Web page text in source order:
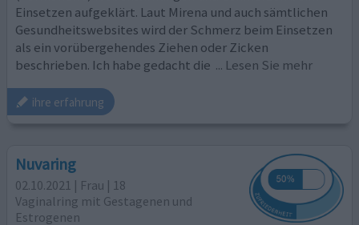
Einsetzen aufgeklärt. Laut Mirena und auch sämtlichen
Gesundheitswebsites wird der Schmerz beim Einsetzen
als ein vorübergehendes Ziehen oder Zicken
beschrieben. Ich habe gedacht die ... Lesen Sie mehr
ihre erfahrung
Nuvaring
02.10.2021 | Frau | 18
Vaginalring mit Gestagenen und
Estrogenen